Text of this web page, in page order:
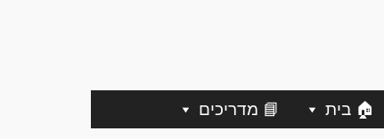
🏠 בית 📘 מדריכים